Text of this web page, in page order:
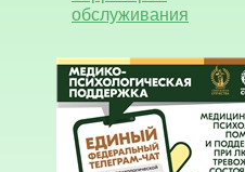
обслуживания